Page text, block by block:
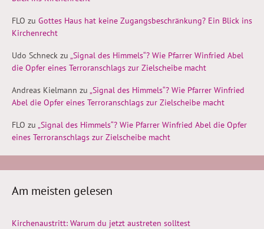
FLO zu Gottes Haus hat keine Zugangsbeschränkung? Ein Blick ins
Kirchenrecht
Udo Schneck zu „Signal des Himmels“? Wie Pfarrer Winfried Abel
die Opfer eines Terroranschlags zur Zielscheibe macht
Andreas Kielmann zu „Signal des Himmels“? Wie Pfarrer Winfried
Abel die Opfer eines Terroranschlags zur Zielscheibe macht
FLO zu „Signal des Himmels“? Wie Pfarrer Winfried Abel die Opfer
eines Terroranschlags zur Zielscheibe macht
Am meisten gelesen
Kirchenaustritt: Warum du jetzt austreten solltest